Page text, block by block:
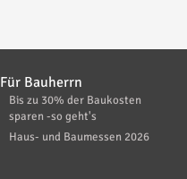
Für Bauherrn
Bis zu 30% der Baukosten
sparen -so geht's
Haus- und Baumessen 2026